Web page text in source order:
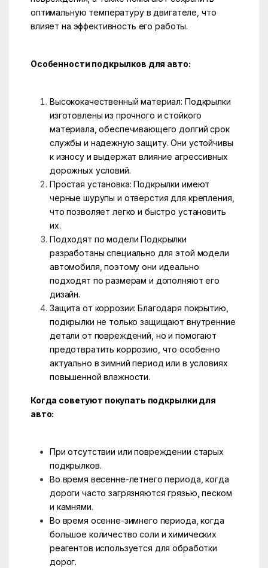
оптимальную температуру в двигателе, что
влияет на эффективность его работы.
Особенности подкрылков для авто:
Высококачественный материал: Подкрылки
изготовлены из прочного и стойкого
материала, обеспечивающего долгий срок
службы и надежную защиту. Они устойчивы
к износу и выдержат влияние агрессивных
дорожных условий.
Простая установка: Подкрылки имеют
черные шурупы и отверстия для крепления,
что позволяет легко и быстро установить
их.
Подходят по модели Подкрылки
разработаны специально для этой модели
автомобиля, поэтому они идеально
подходят по размерам и дополняют его
дизайн.
Защита от коррозии: Благодаря покрытию,
подкрылки не только защищают внутренние
детали от повреждений, но и помогают
предотвратить коррозию, что особенно
актуально в зимний период или в условиях
повышенной влажности.
Когда советуют покупать подкрылки для
авто:
При отсутствии или повреждении старых
подкрылков.
Во время весенне-летнего периода, когда
дороги часто загрязняются грязью, песком
и камнями.
Во время осенне-зимнего периода, когда
большое количество соли и химических
реагентов используется для обработки
дорог.